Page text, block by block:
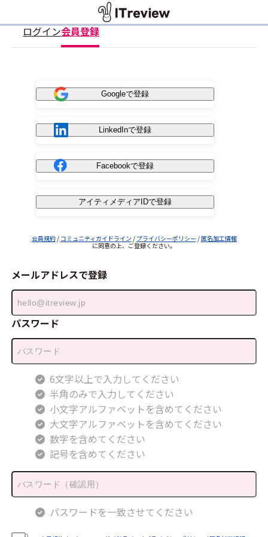
ログイン会員登録
Googleで登録
LinkedInで登録
Facebookで登録
アイティメディアIDで登録
会員規約/ コミュニティガイドライン / プライバシーポリシー /匿名加工情報
に同意の上、ご登録ください。
メールアドレスで登録
パスワード
6文字以上で入力してください
半角のみで入力してください
小文字アルファベットを含めてください
大文字アルファベットを含めてください
数字を含めてください
記号を含めてください
パスワードを一致させてください